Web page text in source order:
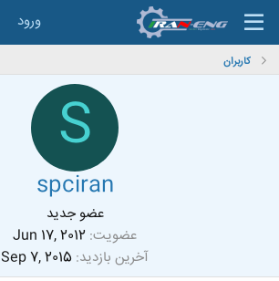
ورود
کاربران
S
spciran
عضو جدید
عضویت Jun 17, 2012
آخرین بازدید Sep 7, 2015